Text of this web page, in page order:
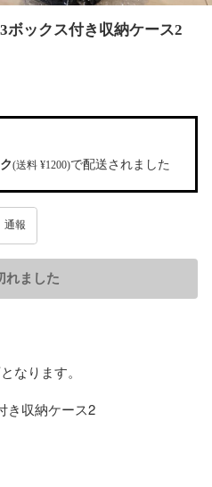
ボックス付き収納ケース2
(送料 ¥1200)で配送されました
通報
れました
なります。
き収納ケース2